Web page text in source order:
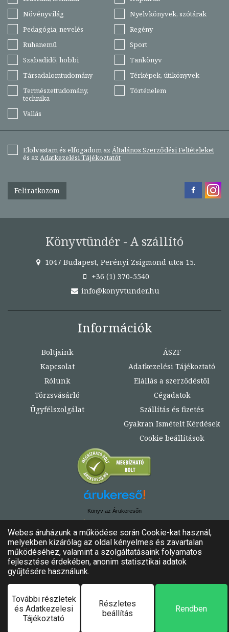
Növényvilág
Nyelvkönyvek, szótárak
Pedagógia, nevelés
Regény
Ruhanemű
Sport
Szabadidő, hobbi
Tankönyv
Társadalomtudomány
Térképek, útikönyvek
Természettudomány,
technika
Történelem
Vallás
Elolvastam és elfogadom az Általános Szerződési Feltételeket
és az Adatkezelési Tájékoztatót
Feliratkozom
Könyvtündér - A szállító
1047 Budapest, Perényi Zsigmond utca 15.
+36 (1) 370-5540
info@konyvtunder.hu
Információk
Boltjaink
Kapcsolat
Rólunk
Törzsvásárló
Ügyfélszolgálat
ÁSZF
Adatkezelési Tájékoztató
Elállás a szerződéstől
Cégadatok
Szállítás és fizetés
Gyakran Ismételt Kérdések
Cookie beállítások
Könyv az Árukeresőn
Minden jog fenntartva!
Felhasználási feltételek